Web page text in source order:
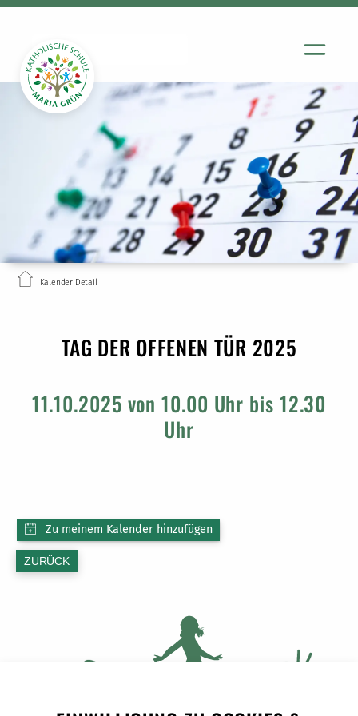
Kalender Detail
TAG DER OFFENEN TÜR 2025
11.10.2025 von 10.00 Uhr bis 12.30
Uhr
ZURÜCK